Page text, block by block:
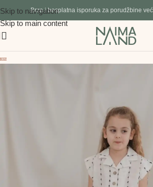
Skip to navigation
Skip to main content
Brza i besplatna isporuka za porudžbine
-30%